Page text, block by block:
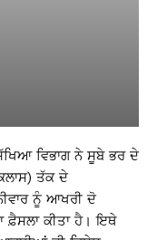
ਵਿਭਾਗ ਨੇ ਸੂਬੇ ਭਰ ਦੇ
ਤੱਕ ਦੇ
ਨੂੰ ਆਖਰੀ ਦੋ
ਫ਼ੈਸਲਾ ਕੀਤਾ ਹੈ। ਇਥੇ